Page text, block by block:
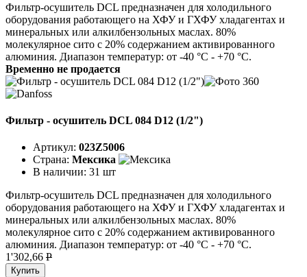
Фильтр-осушитель DCL предназначен для холодильного
оборудования работающего на ХФУ и ГХФУ хладагентах и
минеральных или алкилбензольных маслах. 80%
молекулярное сито с 20% содержанием активированного
алюминия. Диапазон температур: от -40 °C - +70 °C.
Временно не продается
Фильтр - осушитель DCL 084 D12 (1/2")
Артикул: 023Z5006
Страна: Мексика
В наличии: 31 шт
Фильтр-осушитель DCL предназначен для холодильного
оборудования работающего на ХФУ и ГХФУ хладагентах и
минеральных или алкилбензольных маслах. 80%
молекулярное сито с 20% содержанием активированного
алюминия. Диапазон температур: от -40 °C - +70 °C.
1'302,66 P
Купить